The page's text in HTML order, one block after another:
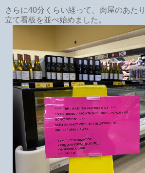
さらに40分くらい経って、肉屋のあた
立て看板を並べ始めました。